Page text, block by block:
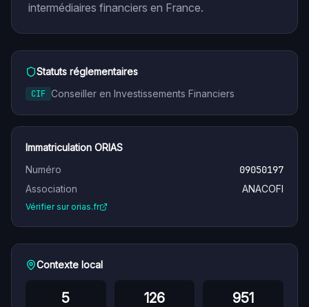
intermédiaires financiers en France.
Statuts réglementaires
CIF Conseiller en Investissements Financiers
Immatriculation ORIAS
Numéro
09050197
Association ANACOFI
Vérifier sur orias.fr
Contexte local
5 126 951